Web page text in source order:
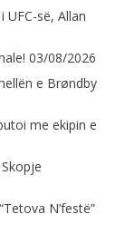
së, Allan
03/08/2026
e Brøndby
me ekipin e
N’festë”